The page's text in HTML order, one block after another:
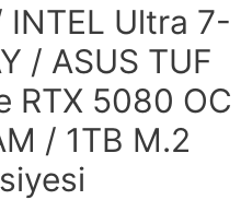
INTEL Ultra 7-
/ ASUS TUF
RTX 5080 OC
/ 1TB M.2